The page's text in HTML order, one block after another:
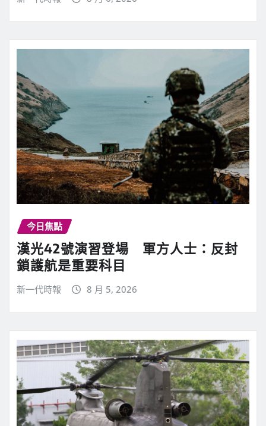
今日焦點
漢光42號演習登場 軍方人士：反封
鎖護航是重要科目
新一代時報 8 月 5, 2026